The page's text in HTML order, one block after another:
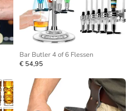
Bar Butler 4 of 6 Flessen
€ 54,95